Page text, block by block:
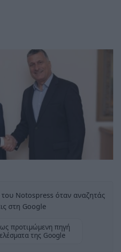
Notospress όταν αναζητάς
στη Google
προτιμώμενη πηγή
της Google